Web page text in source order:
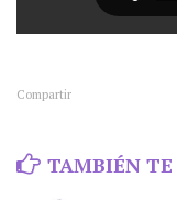
Compartir
TAMBIÉN TE